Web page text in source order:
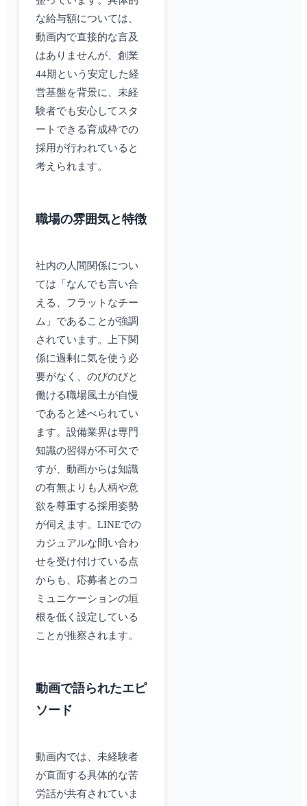
な給与額については、
動画内で直接的な言及
はありませんが、創業
44期という安定した経
営基盤を背景に、未経
験者でも安心してスタ
ートできる育成枠での
採用が行われていると
考えられます。
職場の雰囲気と特徴
社内の人間関係につい
ては「なんでも言い合
える、フラットなチー
ム」であることが強調
されています。上下関
係に過剰に気を使う必
要がなく、のびのびと
働ける職場風土が自慢
であると述べられてい
ます。設備業界は専門
知識の習得が不可欠で
すが、動画からは知識
の有無よりも人柄や意
欲を尊重する採用姿勢
が伺えます。LINEでの
カジュアルな問い合わ
せを受け付けている点
からも、応募者とのコ
ミュニケーションの垣
根を低く設定している
ことが推察されます。
動画で語られたエピ
ソード
動画内では、未経験者
が直面する具体的な苦
労話が共有されていま